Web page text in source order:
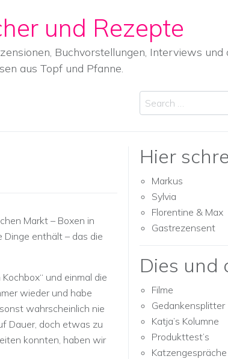
und Rezepte
Buchvorstellungen, Interviews und
aus Topf und Pfanne.
Search
Markt – Boxen in
Dinge enthält – das die
und einmal die
wieder und habe
wahrscheinlich nie
Dauer, doch etwas zu
konnten, haben wir
Hier
Markus
Sylvia
Florentine & Max
Gastrezensent
Dies und
Filme
Gedankensplitter
Katja’s Kolumne
Produkttest’s
Katzengespräche